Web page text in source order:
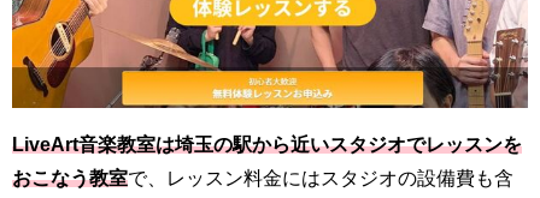
LiveArt音楽教室は埼玉の駅から近いスタジオでレッスンを
おこなう教室で、レッスン料金にはスタジオの設備費も含